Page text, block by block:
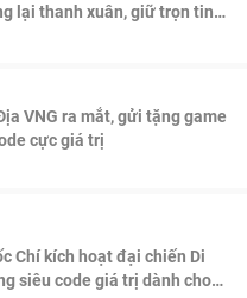
lại thanh xuân, giữ trọn tinh
VNG ra mắt, gửi tặng game
cực giá trị
Chí kích hoạt đại chiến Di
siêu code giá trị dành cho